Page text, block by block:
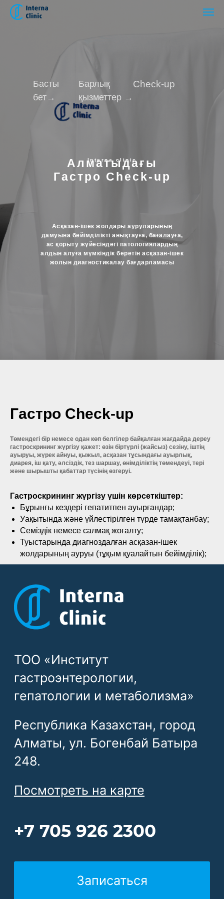
Алматыдағы
Гастро Check-up
Interna clinic
Асқазан-ішек жолдары ауруларының
дамуына бейімділікті анықтауға, бағалауға,
ас қорыту жүйесіндегі патологиялардың
алдын алуға мүмкіндік беретін асқазан-ішек
жолын диагностикалау бағдарламасы
Check-up
Барлық
қызметтер →
Басты
бет→
Гастро Check-up
Төмендегі бір немесе одан көп белгілер байқалған жағдайда дереу
гастроскрининг жүргізу қажет: өзін біртүрлі (жайсыз) сезіну, іштің
ауыруы, жүрек айнуы, қыжыл, асқазан тұсындағы ауырлық,
диарея, іш қату, әлсіздік, тез шаршау, өнімділіктің төмендеуі, тері
және шырышты қабаттар түсінің өзгеруі.
Гастроскрининг жүргізу үшін көрсеткіштер:
Бұрынғы кездері гепатитпен ауырғандар;
Уақытында және үйлестірілген түрде тамақтанбау;
Семіздік немесе салмақ жоғалту;
Туыстарында диагноздалған асқазан-ішек
жолдарының ауруы (тұқым қуалайтын бейімділік);
+7 705 926 2300
Посмотреть на карте
Республика Казахстан, город
Алматы, ул. Богенбай Батыра
248.
ТОО «Институт
гепатологии и метаболизма»
Договор открытой оферты InternaClinic